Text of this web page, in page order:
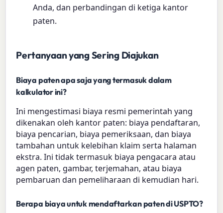
Anda, dan perbandingan di ketiga kantor
paten.
Pertanyaan yang Sering Diajukan
Biaya paten apa saja yang termasuk dalam
kalkulator ini?
Ini mengestimasi biaya resmi pemerintah yang
dikenakan oleh kantor paten: biaya pendaftaran,
biaya pencarian, biaya pemeriksaan, dan biaya
tambahan untuk kelebihan klaim serta halaman
ekstra. Ini tidak termasuk biaya pengacara atau
agen paten, gambar, terjemahan, atau biaya
pembaruan dan pemeliharaan di kemudian hari.
Berapa biaya untuk mendaftarkan paten di USPTO?